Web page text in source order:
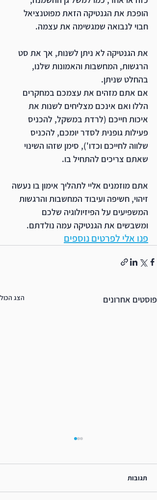
הופכת את הגנטיקה הזאת מפוטנציאל
חבוי לנבואה שמגשימה את עצמה.
את הגנטיקה לא ניתן לשנות, אך את סט
הרגשות, המחשבות והאמונות שלנו,
בהחלט שניתן.
אם אתם מזהים את עצמכם במחקרים
הללו ואם אינכם מצליחים לשנות את
איכות חייכם (לרדת במשקל, להכניס
פעילות גופנית לסדר יומכם, להכניס
שלווה לחייכם וכדו'), סימן שזהו השינוי
שאתם צריכים להתחיל בו.
אתם מוזמנים אליי לתהליך אימון בו נעשה
זיהוי, חשיפה ועיבוד המחשבות והרגשות
המשפיעים על הפיזיולוגיה שלכם
ומשבשים את הגנטיקה עמה נולדתם.
פנו אלי לפרטים נוספים
פוסטים אחרונים הצג הכול
תגובות